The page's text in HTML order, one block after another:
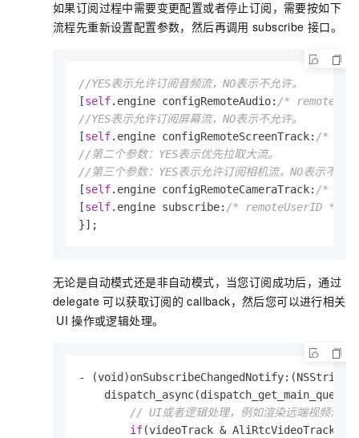
如果订阅过程中需要变更配置或者停止订阅，需要按如下
流程先重新设置配置参数，然后再调用 subscribe 接口。
//YES表示允许订阅音频流，NO表示不允许。
[self.engine configRemoteAudio: /*
//YES表示允许订阅屏幕流，NO表示不允许。
[self.engine configRemoteScreenTrack: /*
//第二个参数：YES表示优先拉取大流。
//第三个参数：YES表示允许订阅相机流，NO表示不允
[self.engine configRemoteCameraTrack: /*
[self.engine subscribe: /* remoteUserID */
}];
无论是自动模式还是非自动模式，当您订阅成功后，通过
delegate 可以获取订阅的 callback，然后您可以进行相关
UI 操作或逻辑处理。
-
// UI或者逻辑处理，例如渲染远端视频流的
if(videoTrack &